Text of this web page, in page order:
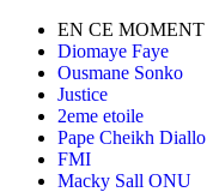
EN CE MOMENT
Diomaye Faye
Ousmane Sonko
Justice
2eme etoile
Pape Cheikh Diallo
FMI
Macky Sall ONU